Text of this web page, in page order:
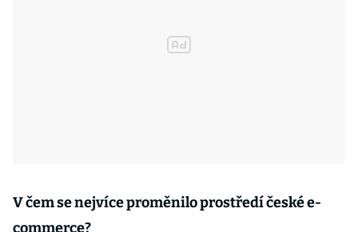
V čem se nejvíce proměnilo prostředí české e-
commerce?